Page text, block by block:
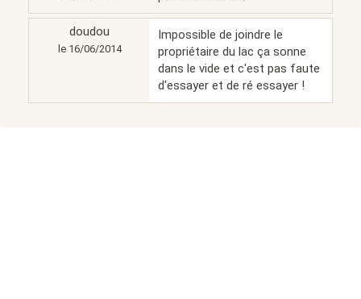
doudou
le 16/06/2014
Impossible de joindre le
propriétaire du lac ça sonne
dans le vide et c'est pas faute
d'essayer et de ré essayer !